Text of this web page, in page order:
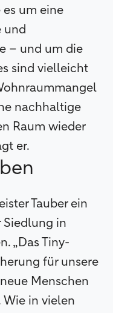
es um eine
und
– und um die
sind vielleicht
nachhaltige
Raum wieder
er.
Tauber ein
Siedlung in
„Das Tiny-
für unsere
Menschen
Wie in vielen